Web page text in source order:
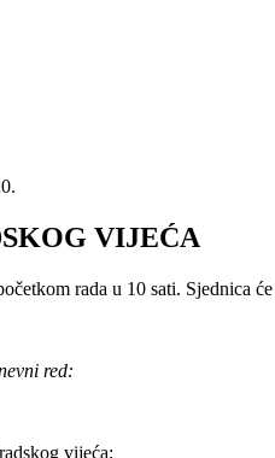
VIJEĆA
rada u 10 sati. Sjednica
red:
vijeća;